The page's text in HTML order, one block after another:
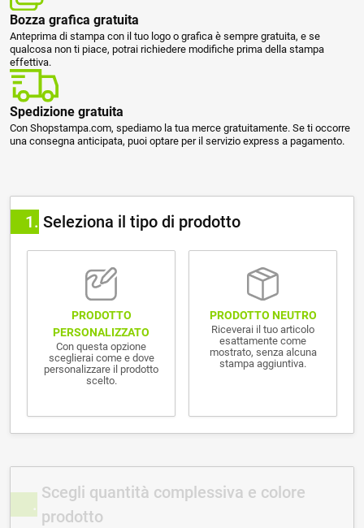
Bozza grafica gratuita
Anteprima di stampa con il tuo logo o grafica è sempre gratuita, e se
qualcosa non ti piace, potrai richiedere modifiche prima della stampa
effettiva.
Spedizione gratuita
Con Shopstampa.com, spediamo la tua merce gratuitamente. Se ti occorre
una consegna anticipata, puoi optare per il servizio express a pagamento.
1 Seleziona il tipo di prodotto
PRODOTTO
PERSONALIZZATO
Con questa opzione
sceglierai come e dove
personalizzare il prodotto
scelto.
PRODOTTO NEUTRO
Riceverai il tuo articolo
esattamente come
mostrato, senza alcuna
stampa aggiuntiva.
Scegli quantità complessiva e colore
prodotto